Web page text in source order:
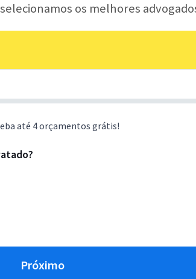
os melhores
até 4 orçamentos grátis!
Próximo